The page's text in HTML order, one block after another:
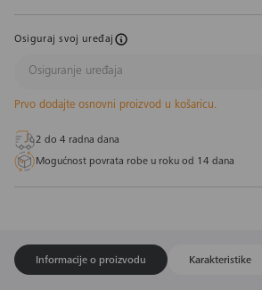
Osiguraj svoj uređaj
Osiguranje uređaja
Prvo dodajte osnovni proizvod u košaricu.
2 do 4 radna dana
Mogućnost povrata robe u roku od 14 dana
Informacije o proizvodu Karakteristike